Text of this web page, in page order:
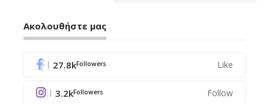
Ακολουθήστε μας
27.8kFollowers Like
3.2kFollowers Follow